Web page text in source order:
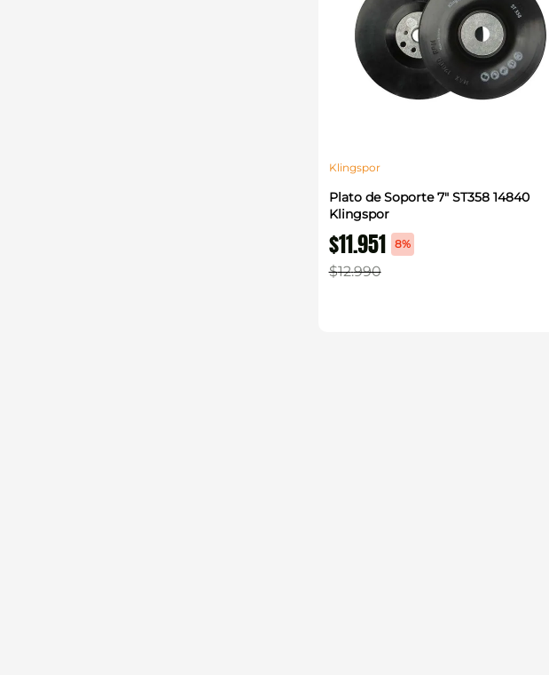
Klingspor
Plato de Soporte 7" ST358 14840
Klingspor
$11.951 8%
$12.990